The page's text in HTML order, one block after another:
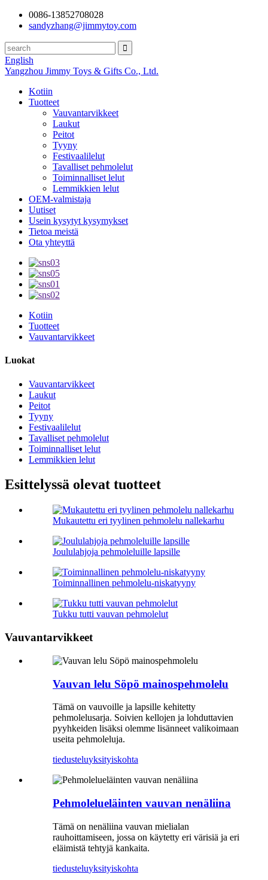
0086-13852708028
sandyzhang@jimmytoy.com
English
Yangzhou Jimmy Toys & Gifts Co., Ltd.
Kotiin
Tuotteet
Vauvantarvikkeet
Laukut
Peitot
Tyyny
Festivaalilelut
Tavalliset pehmolelut
Toiminnalliset lelut
Lemmikkien lelut
OEM-valmistaja
Uutiset
Usein kysytyt kysymykset
Tietoa meistä
Ota yhteyttä
Kotiin
Tuotteet
Vauvantarvikkeet
Luokat
Vauvantarvikkeet
Laukut
Peitot
Tyyny
Festivaalilelut
Tavalliset pehmolelut
Toiminnalliset lelut
Lemmikkien lelut
Esittelyssä olevat tuotteet
Mukautettu eri tyylinen pehmolelu nallekarhu
Joululahjoja pehmoleluille lapsille
Toiminnallinen pehmolelu-niskatyyny
Tukku tutti vauvan pehmolelut
Vauvantarvikkeet
Vauvan lelu Söpö mainospehmolelu
Tämä on vauvoille ja lapsille kehitetty
pehmolelusarja. Soivien kellojen ja lohduttavien
pyyhkeiden lisäksi olemme lisänneet valikoimaan
useita pehmoleluja.
tiedusteluyksityiskohta
Pehmolelueläinten vauvan nenäliina
Tämä on nenäliina vauvan mielialan
rauhoittamiseen, jossa on käytetty eri värisiä ja eri
eläimistä tehtyjä kankaita.
tiedusteluyksityiskohta